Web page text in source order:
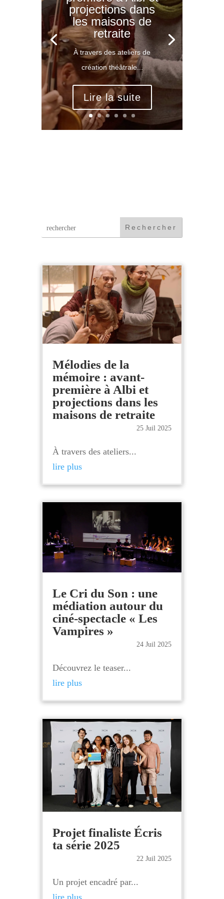
projections dans
les maisons de
retraite
À travers des ateliers de
création théâtrale...
Lire la suite
Mélodies de la
mémoire : avant-
première à Albi et
projections dans les
maisons de retraite
25 Juil 2025
À travers des ateliers...
lire plus
Le Cri du Son : une
médiation autour du
ciné-spectacle « Les
Vampires »
24 Juil 2025
Découvrez le teaser...
lire plus
Projet finaliste Écris
ta série 2025
22 Juil 2025
Un projet encadré par...
lire plus